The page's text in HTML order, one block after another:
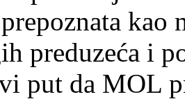
kao
preduzeća i
put da MOL